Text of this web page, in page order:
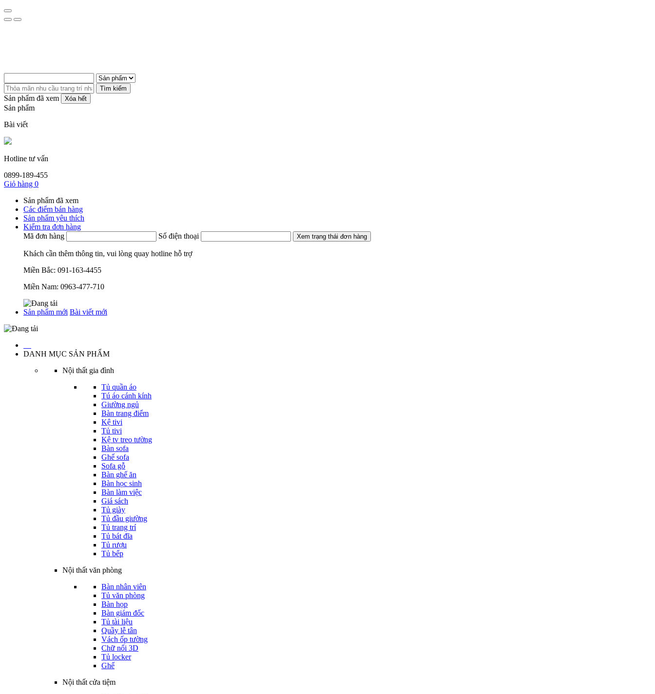
Tìm kiếm
Sản phẩm đã xem Xóa hết
Sản phẩm
Bài viết
Hotline tư vấn
0899-189-455
Giỏ hàng 0
Sản phẩm đã xem
Các điểm bán hàng
Sản phẩm yêu thích
Kiểm tra đơn hàng
Mã đơn hàng
Số điện thoại Xem trạng thái đơn hàng
Khách cần thêm thông tin, vui lòng quay hotline hỗ trợ
Miền Bắc: 091-163-4455
Miền Nam: 0963-477-710
Sản phẩm mới Bài viết mới
DANH MỤC SẢN PHẨM
Nội thất gia đình
Tủ quần áo
Tú áo cánh kính
Giường ngủ
Bàn trang điểm
Kệ tivi
Tủ tivi
Kệ tv treo tường
Bàn sofa
Ghế sofa
Sofa gỗ
Bàn ghế ăn
Bàn học sinh
Bàn làm việc
Giá sách
Tủ giày
Tủ đầu giường
Tủ trang trí
Tủ bát đĩa
Tủ rượu
Tủ bếp
Nội thất văn phòng
Bàn nhân viên
Tủ văn phòng
Bàn họp
Bàn giám đốc
Tủ tài liệu
Quầy lễ tân
Vách ốp tường
Chữ nổi 3D
Tủ locker
Ghế
Nội thất cửa tiệm